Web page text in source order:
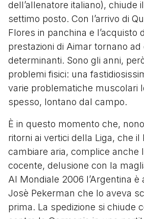
dell’allenatore italiano), chiude
settimo posto. Con l’arrivo di
Flores in panchina e l’acquisto
prestazioni di Aimar tornano ad
determinanti. Sono gli anni,
problemi fisici: una
varie problematiche muscolari
spesso, lontano dal campo.
È in questo momento che,
ritorni ai vertici della Liga, che il
cambiare aria, complice anche
cocente, delusione con la
Al Mondiale 2006 l’Argentina è
Josè Pekerman che lo aveva
prima. La spedizione si chiude